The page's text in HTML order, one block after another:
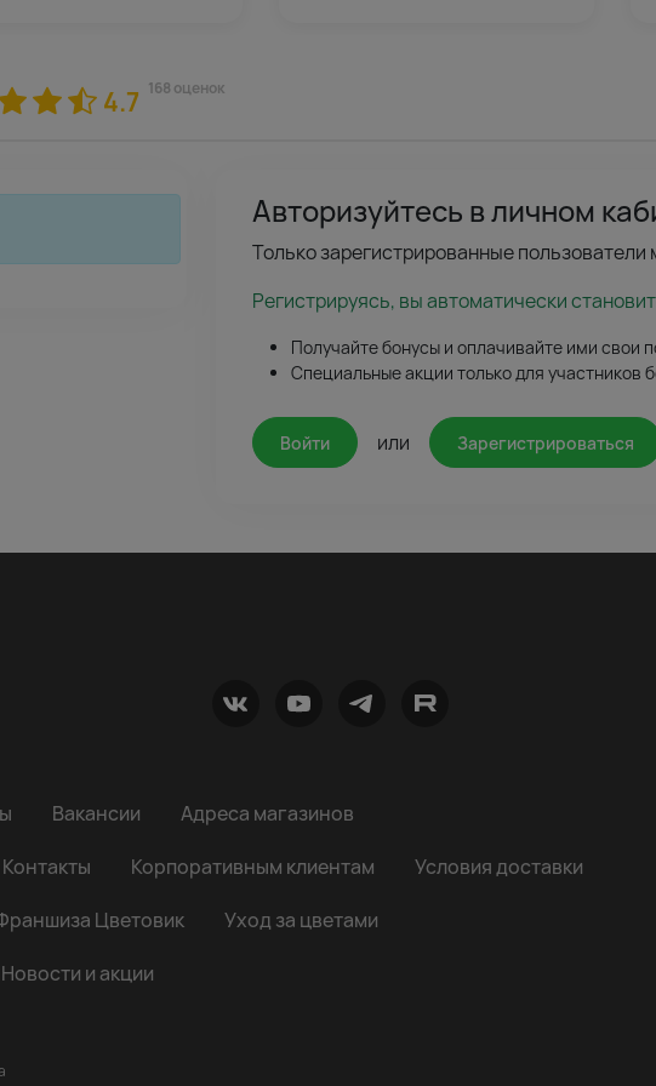
4.7 168 оценок
Авторизуйтесь в личном
Только зарегистрированные пользователи
Регистрируясь, вы автоматически
Получайте бонусы и оплачивайте ими свои
Специальные акции только для участников
Войти или Зарегистрироваться
Вакансии
Адреса магазинов
Контакты Корпоративным клиентам
Условия доставки
Цветовик
Уход за цветами
Новости и акции